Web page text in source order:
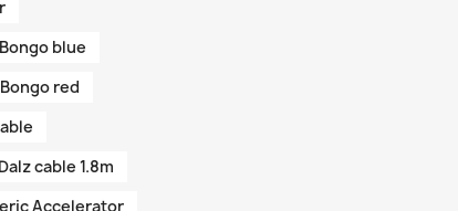
blue
red
cable 1.8m
Accelerator